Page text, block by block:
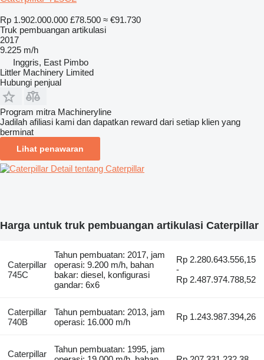
Rp 1.902.000.000 £78.500 ≈ €91.730
Truk pembuangan artikulasi
2017
9.225 m/h
Inggris, East Pimbo
Littler Machinery Limited
Hubungi penjual
Program mitra Machineryline
Jadilah afiliasi kami dan dapatkan reward dari setiap klien yang
berminat
Lihat penawaran
Detail tentang Caterpillar
Harga untuk truk pembuangan artikulasi Caterpillar
Caterpillar
745C
Tahun pembuatan: 2017, jam
operasi: 9.200 m/h, bahan
bakar: diesel, konfigurasi
gandar: 6x6
Rp 2.280.643.556,15
-
Rp 2.487.974.788,52
Caterpillar
740B
Tahun pembuatan: 2013, jam
operasi: 16.000 m/h
Rp 1.243.987.394,26
Caterpillar
Tahun pembuatan: 1995, jam